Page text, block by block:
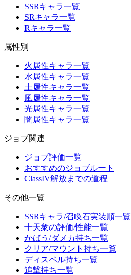
SSRキャラ一覧
SRキャラ一覧
Rキャラ一覧
属性別
火属性キャラ一覧
水属性キャラ一覧
土属性キャラ一覧
風属性キャラ一覧
光属性キャラ一覧
闇属性キャラ一覧
ジョブ関連
ジョブ評価一覧
おすすめのジョブルート
ClassIV解放までの道程
その他一覧
SSRキャラ/召喚石実装順一覧
十天衆の評価/性能一覧
かばう/ダメカ持ち一覧
クリア/マウント持ち一覧
ディスペル持ち一覧
追撃持ち一覧